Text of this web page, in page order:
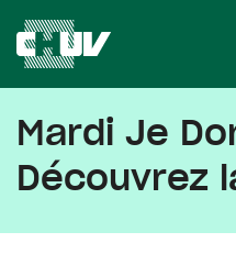
Mardi Je
Découvrez